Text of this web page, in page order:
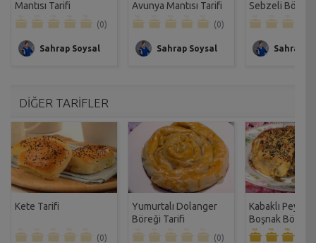
Mantısı Tarifi
(0)
Sahrap Soysal
Avunya Mantısı Tarifi
(0)
Sahrap Soysal
Sebzeli Börek
Sahrap
DİĞER TARİFLER
Kete Tarifi
(0)
Yumurtalı Dolanger
Böreği Tarifi
(0)
Kabaklı Peynirli
Boşnak Böreği